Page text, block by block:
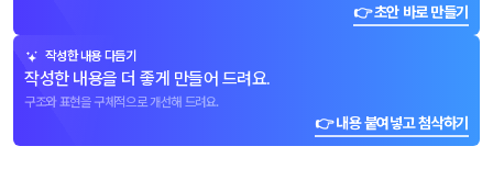
👉 초안 바로 만들기
작성한 내용 다듬기
작성한 내용을 더 좋게 만들어 드려요.
구조와 표현을 구체적으로 개선해 드려요.
👉 내용 붙여넣고 첨삭하기